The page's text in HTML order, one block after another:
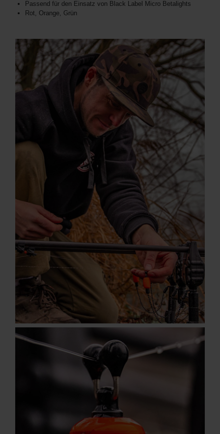
Passend für den Einsatz von Black Label Micro Betalights
Rot, Orange, Grün